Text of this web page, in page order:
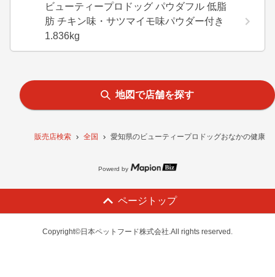
販売店検索 全国 愛知県のビューティープロドッグおなかの健康 1
ビューティープロドッグ パウダフル 低脂
肪 チキン味・サツマイモ味パウダー付き
1.836kg
地図で店舗を探す
Powerd by
ページトップ
Copyright©日本ペットフード株式会社.All rights reserved.